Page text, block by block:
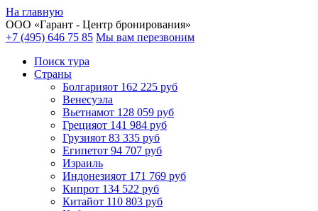
На главную
ООО «Гарант - Центр бронирования»
+7 (495) 646 75 85 Мы вам перезвоним
Поиск тура
Cтраны
Болгарияот 162 225 руб
Венесуэла
Вьетнамот 128 059 руб
Грецияот 141 984 руб
Грузияот 83 335 руб
Египетот 94 707 руб
Израиль
Индонезияот 171 769 руб
Кипрот 134 522 руб
Китайот 110 803 руб